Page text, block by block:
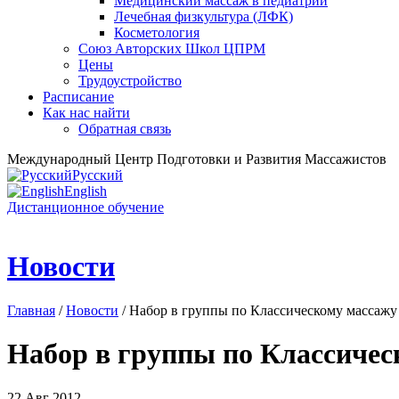
Лечебная физкультура (ЛФК)
Косметология
Союз Авторских Школ ЦПРМ
Цены
Трудоустройство
Расписание
Как нас найти
Обратная связь
Международный Центр Подготовки и Развития Массажистов
Русский
English
Дистанционное обучение
Новости
Главная /Новости / Набор в группы по Классическому массажу
Набор в группы по